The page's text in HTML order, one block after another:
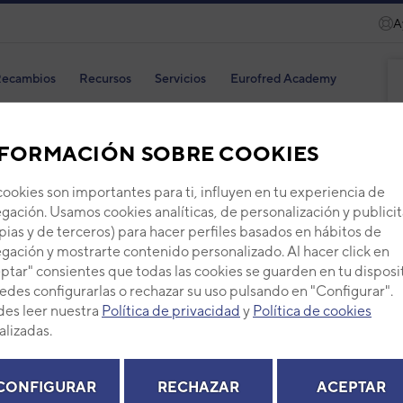
SOBRE COOKIES
son importantes para ti, influyen en tu experiencia de
Usamos cookies analíticas, de personalización y
y de terceros) para hacer perfiles basados en hábitos de
y mostrarte contenido personalizado. Al hacer click en
consientes que todas las cookies se guarden en tu
configurarlas o rechazar su uso pulsando en "Configurar".
leer nuestra Política de privacidad y Política de cookies
RECHAZAR ACEPTAR
Recursos Servicios Eurofred Academy
Código:
Ref.
+ Ver
PVP -